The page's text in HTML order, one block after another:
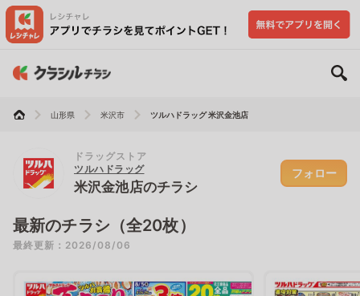
山形県 米沢市 ツルハドラッグ 米沢金池店
ドラッグストア
ツルハドラッグ
米沢金池店のチラシ
フォロー
最新のチラシ（全20枚）
最終更新：2026/08/06